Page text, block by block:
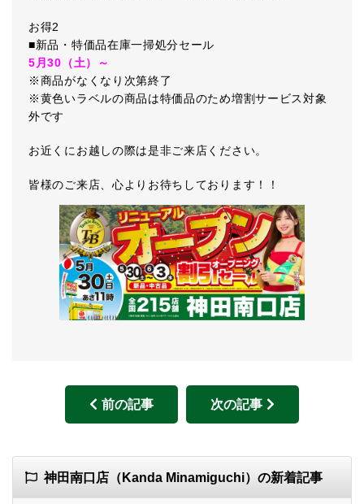
お得2
■新品・特価品在庫一掃処分セール
5月30（土）～
※商品がなくなり次第終了
※黄色いラベルの商品は特価品のため増割サービス対象
外です
お近くにお越しの際は是非ご来店ください。
皆様のご来店、心よりお待ちしております！！
前の記事 次の記事
神田南口店（Kanda Minamiguchi）の新着記事